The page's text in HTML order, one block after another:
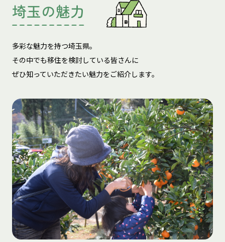
埼玉の魅力
多彩な魅力を持つ埼玉県。
その中でも移住を検討している皆さんに
ぜひ知っていただきたい魅力をご紹介します。